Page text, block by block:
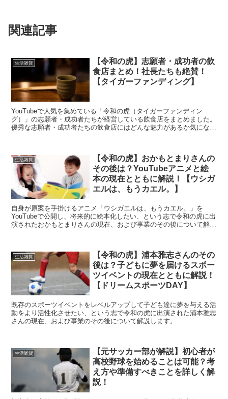
関連記事
生活雑貨
【令和の虎】志願者・成功者の飲
食店まとめ！社長たちも絶賛！
【タイガーファンディング】
YouTubeで人気を集めている「令和の虎（タイガーファンディン
グ）」の志願者・成功者たちが経営している飲食店をまとめました。
優秀な志願者・成功者たちの飲食店にはどんな魅力があるか気になる
生活雑貨
【令和の虎】おかもとまりさんの
その後は？YouTubeアニメと絵
本の現在とともに解説！【ウシガ
エルは、もうカエル。】
自身が原案を手掛けるアニメ「ウシガエルは、もうカエル。」を
YouTubeで公開し、将来的に絵本化したい、という志で令和の虎に出
演されたおかもとまりさんの現在、および事業のその後について解説
生活雑貨
【令和の虎】浦本雅志さんのその
後は？子どもに夢を届けるスポー
ツイベントの現在とともに解説！
【ドリームスポーツDAY】
既存のスポーツイベントをレベルアップして子ども達に夢を与える活
動をより活性化させたい、という志で令和の虎に出演された浦本雅志
さんの現在、および事業のその後について解説します。
生活雑貨
【元サッカー部が解説】初心者が
高校野球を始めることは可能？考
え方や準備すべきことを詳しく解
説！